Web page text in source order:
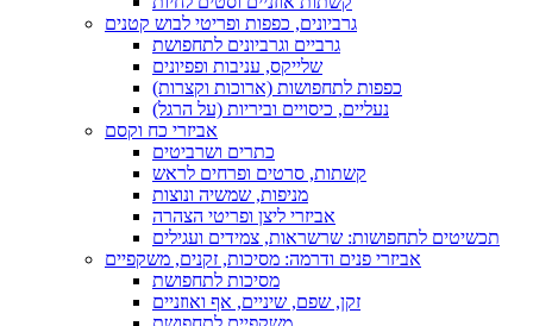
גרביונים, כפפות ופריטי לבוש קטנים
גרביים וגרביונים לתחפושת
שלייקס, עניבות ופפיונים
כפפות לתחפושות (ארוכות וקצרות)
נעליים, כיסויים וביריות (על הרגל)
אביזרי כח וקסם
כתרים ושרביטים
קשתות, סרטים ופרחים לראש
מניפות, שמשיה ונוצות
אביזרי ליצן ופריטי הצהרה
תכשיטים לתחפושות: שרשראות, צמידים ועגילים
אביזרי פנים ודרמה: מסיכות, זקנים, משקפיים
מסיכות לתחפושת
זקן, שפם, שיניים, אף ואוזניים